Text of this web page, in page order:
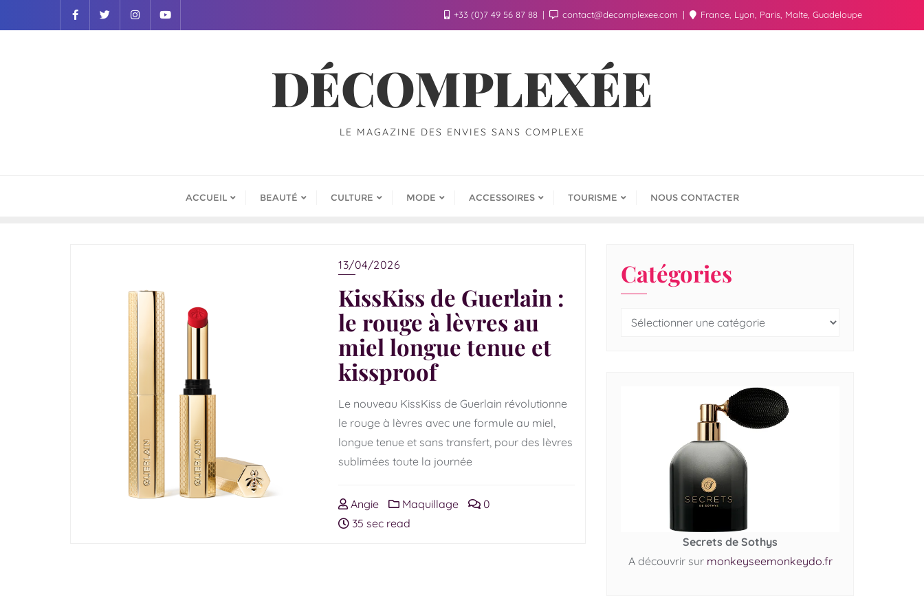
+33 (0)7 49 56 87 88 contact@decomplexee.com France, Lyon, Paris, Malte, Guadeloupe
DÉCOMPLEXÉE
LE MAGAZINE DES ENVIES SANS COMPLEXE
ACCUEIL BEAUTÉ CULTURE MODE ACCESSOIRES TOURISME NOUS CONTACTER
13/04/2026
KissKiss de Guerlain :
le rouge à lèvres au
miel longue tenue et
kissproof
Le nouveau KissKiss de Guerlain révolutionne
le rouge à lèvres avec une formule au miel,
longue tenue et sans transfert, pour des lèvres
sublimées toute la journée
Angie Maquillage
0
35 sec read
Catégories
Secrets de Sothys
A découvrir sur monkeyseemonkeydo.fr